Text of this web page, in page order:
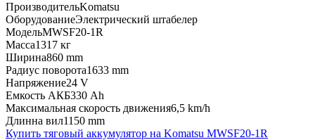
ПроизводительKomatsu
ОборудованиеЭлектрический штабелер
МодельMWSF20-1R
Масса1317 кг
Ширина860 mm
Радиус поворота1633 mm
Напряжение24 V
Емкость АКБ330 Ah
Максимальная скорость движения6,5 km/h
Длинна вил1150 mm
Купить тяговый аккумулятор на Komatsu MWSF20-1R